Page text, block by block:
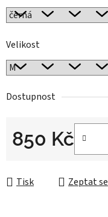
Velikost
Dostupnost
850 Kč
Tisk Zeptat se